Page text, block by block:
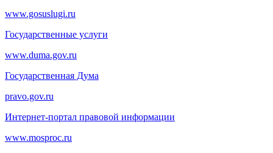
www.gosuslugi.ru
Государственные услуги
www.duma.gov.ru
Государственная Дума
pravo.gov.ru
Интернет-портал правовой информации
www.mosproc.ru